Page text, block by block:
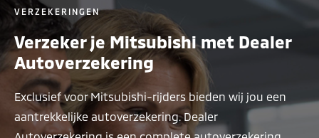
VERZEKERINGEN
Verzeker je Mitsubishi met Dealer
Autoverzekering
Exclusief voor Mitsubishi-rijders bieden wij jou een
aantrekkelijke autoverzekering. Dealer